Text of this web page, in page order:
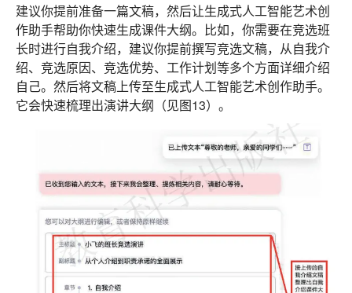
建议你提前准备一篇文稿，然后让生成式人工智能艺术创
作助手帮助你快速生成课件大纲。比如，你需要在竞选班
长时进行自我介绍，建议你提前撰写竞选文稿，从自我介
绍、竞选原因、竞选优势、工作计划等多个方面详细介绍
自己。然后将文稿上传至生成式人工智能艺术创作助手。
它会快速梳理出演讲大纲（见图13）。